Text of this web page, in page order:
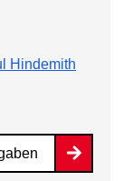
Hindemith